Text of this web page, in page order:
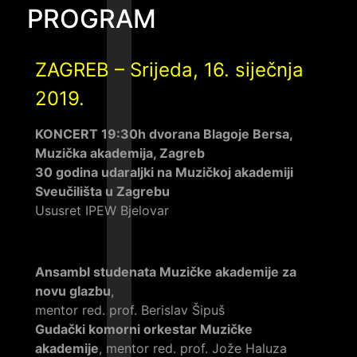
PROGRAM
ZAGREB – Srijeda, 16. siječnja
2019.
KONCERT 19:30h dvorana Blagoje Bersa,
Muzička akademija, Zagreb
30 godina udaraljki na Muzičkoj akademiji
Sveučilišta u Zagrebu
Ususret IPEW Bjelovar
Ansambl studenata Muzičke akademije za
novu glazbu,
mentor red. prof. Berislav Šipuš
Gudački komorni orkestar Muzičke
akademije, mentor red. prof. Jože Haluza